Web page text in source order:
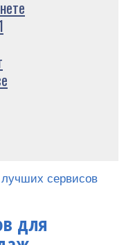
сервисов
для